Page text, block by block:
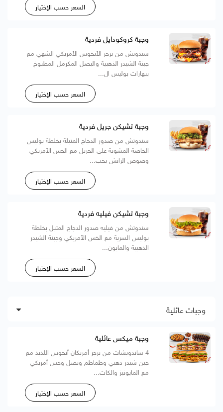
السعر حسب الإختيار
وجبة كروكودايل فردية
سندوتش من برجر الأنجوس الأمريكي الشهي مع
جبنة الشيدر الذهبية والبصل المكرمل المطبوخ
ببهارات بوليس ال...
السعر حسب الإختيار
وجبة تشيكن جريل فردية
سندوتش من صدور الدجاج المتبلة بخلطة بوليس
الخاصة المشوية على الجريل مع الخس الأمريكي
وصوص الرانش بخب...
السعر حسب الإختيار
وجبة تشيكن فيليه فردية
سندوتش من فيليه صدور الدجاج المتبل بخلطة
بوليس السرية مع الخس الأمريكي وجبنة الشيدر
الذهبية والمايون...
السعر حسب الإختيار
وجبات عائلية
وجبة ميكس عائلية
4 ساندويشات من برجر أمريكان أنجوس اللذيذ مع
جبن شيدر ذهبي وطماطم وبصل وخس أمريكي
مع المايونيز والكات...
السعر حسب الإختيار